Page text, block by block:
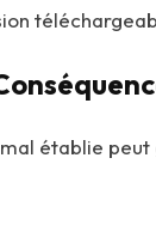
établie